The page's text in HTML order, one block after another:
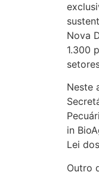
Nova
1.300
Neste
in
Lei
Outro